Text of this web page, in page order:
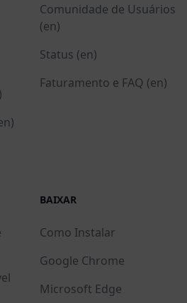
Comunidade de Usuários
(en)
Status (en)
Faturamento e FAQ (en)
BAIXAR
Como Instalar
Google Chrome
Microsoft Edge